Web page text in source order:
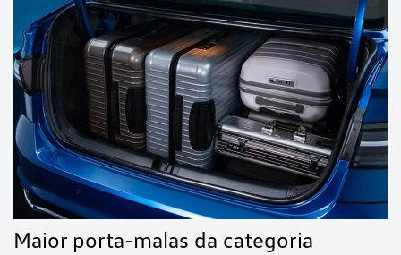
Maior porta-malas da categoria